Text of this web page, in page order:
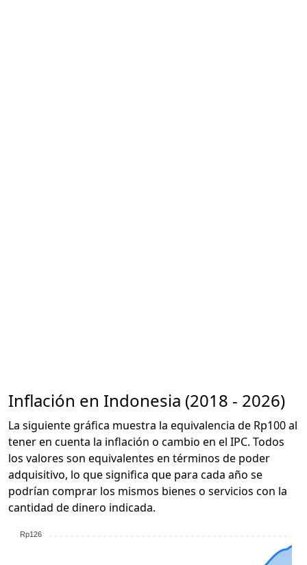
Inflación en Indonesia (2018 - 2026)
La siguiente gráfica muestra la equivalencia de Rp100 al
tener en cuenta la inflación o cambio en el IPC. Todos
los valores son equivalentes en términos de poder
adquisitivo, lo que significa que para cada año se
podrían comprar los mismos bienes o servicios con la
cantidad de dinero indicada.
Rp126